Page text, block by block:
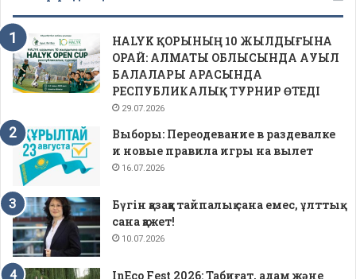
HALYK ҚОРЫНЫҢ 10 ЖЫЛДЫҒЫНА
ОРАЙ: АЛМАТЫ ОБЛЫСЫНДА АУЫЛ
БАЛАЛАРЫ АРАСЫНДА
РЕСПУБЛИКАЛЫҚ ТУРНИР ӨТЕДІ
29.07.2026
Выборы: Переодевание в раздевалке
и новые правила игры на вылет
16.07.2026
Бүгін қазаққа тайпалық сана емес, ұлттық
сана қажет!
10.07.2026
InEco Fest 2026: Табиғат, адам және